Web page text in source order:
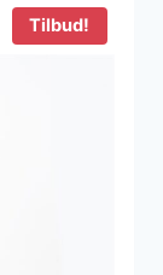
Tilbud!